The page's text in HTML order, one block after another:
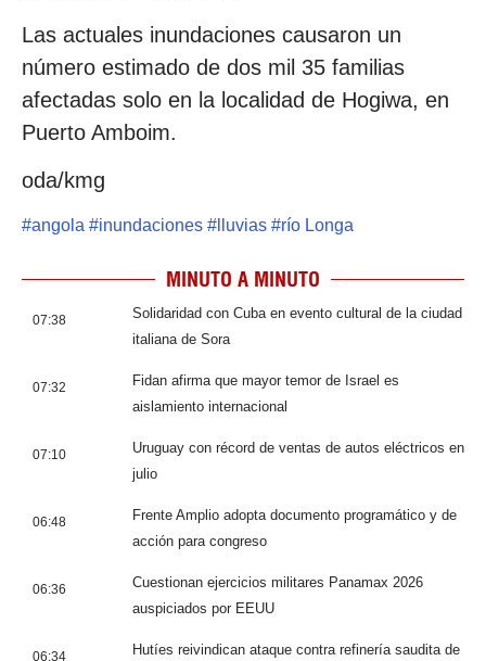
Las actuales inundaciones causaron un
número estimado de dos mil 35 familias
afectadas solo en la localidad de Hogiwa, en
Puerto Amboim.
oda/kmg
#angola #inundaciones # lluvias #río Longa
MINUTO A MINUTO
07:38
Solidaridad con Cuba en evento cultural de la ciudad
italiana de Sora
07:32
Fidan afirma que mayor temor de Israel es
aislamiento internacional
07:10
Uruguay con récord de ventas de autos eléctricos en
julio
06:48
Frente Amplio adopta documento programático y de
acción para congreso
06:36
Cuestionan ejercicios militares Panamax 2026
auspiciados por EEUU
06:34
Hutíes reivindican ataque contra refinería saudita de